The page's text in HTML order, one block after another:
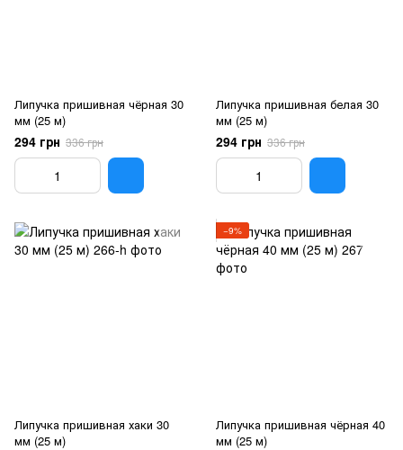
Липучка пришивная чёрная 30
мм (25 м)
294 грн 336 грн
Липучка пришивная белая 30
мм (25 м)
294 грн 336 грн
Липучка пришивная хаки 30
мм (25 м)
−9%
Липучка пришивная чёрная 40
мм (25 м)